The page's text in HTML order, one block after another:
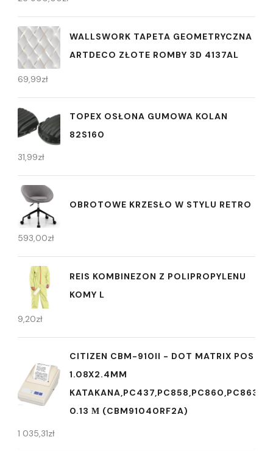
WALLSWORK TAPETA GEOMETRYCZNA
ARTDECO ZŁOTE ROMBY 3D 4137AL
69,99zł
TOPEX OSŁONA GUMOWA KOLAN
82S160
31,99zł
OBROTOWE KRZESŁO W STYLU RETRO
593,00zł
REIS KOMBINEZON Z POLIPROPYLENU
KOMY L
9,20zł
CITIZEN CBM-910II - DOT MATRIX POS
1.08X2.4MM
0.13 Μ (CBM91040RF2A)
1 035,31zł